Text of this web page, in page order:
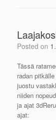
Posted on
Tässä
radan
juostu
niiden
ja ajat
ajat: